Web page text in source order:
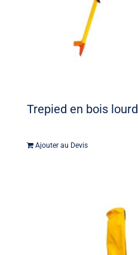
Trepied en bois lourd
Ajouter au Devis